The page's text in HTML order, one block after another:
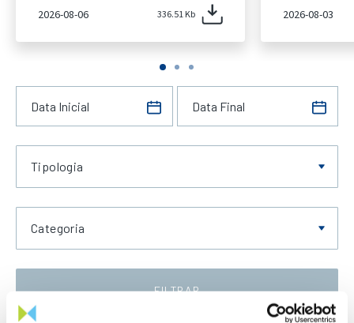
2026-08-06 336.51 Kb 2026-08-03
Tipologia
Categoria
FILTRAR